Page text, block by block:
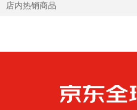
店内热销商品